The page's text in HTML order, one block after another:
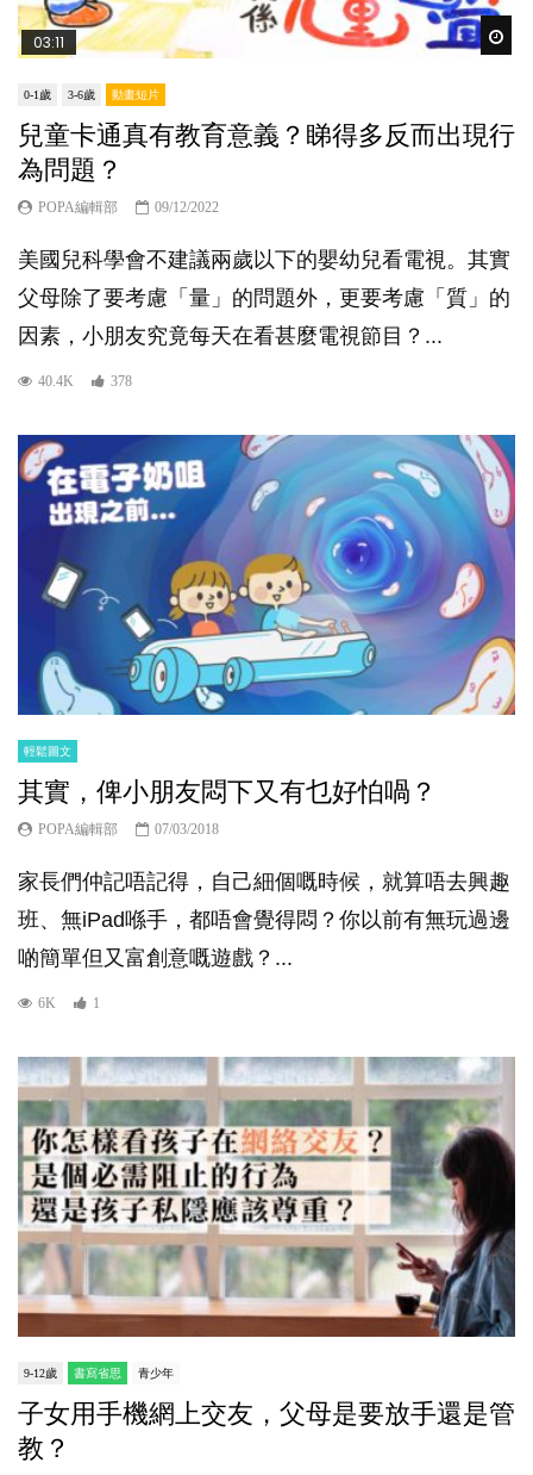
03:11
0-1歲 3-6歲 動畫短片
兒童卡通真有教育意義？睇得多反而出現行
為問題？
POPA編輯部 09/12/2022
美國兒科學會不建議兩歲以下的嬰幼兒看電視。其實
父母除了要考慮「量」的問題外，更要考慮「質」的
因素，小朋友究竟每天在看甚麼電視節目？...
40.4K 378
輕鬆圖文
其實，俾小朋友悶下又有乜好怕喎？
POPA編輯部 07/03/2018
家長們仲記唔記得，自己細個嘅時候，就算唔去興趣
班、無iPad喺手，都唔會覺得悶？你以前有無玩過邊
啲簡單但又富創意嘅遊戲？...
6K 1
9-12歲 書寫省思 青少年
子女用手機網上交友，父母是要放手還是管
教？